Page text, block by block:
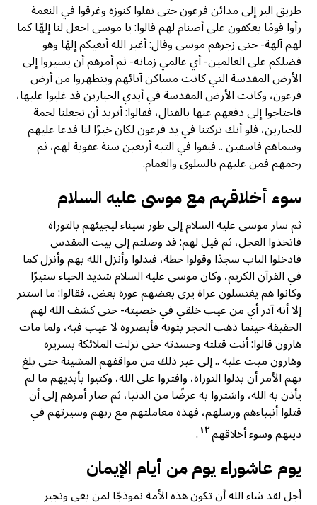
طريق البر إلى مدائن فرعون حتى نقلوا كنوزه وغرقوا في النعمة
رأوا قومًا يعكفون على أصنام لهم قالوا: يا موسى اجعل لنا إلهًا كما
لهم آلهة- حتى زجرهم موسى وقال: أغير الله أبغيكم إلهًا وهو
فضلكم على العالمين- أي عالمي زمانه- ثم أمرهم أن يسيروا إلى
الأرض المقدسة التي كانت مساكن آبائهم ويتطهروا من أرض
فرعون، وكانت الأرض المقدسة في أيدي الجبارين قد غلبوا عليها،
فاحتاجوا إلى دفعهم عنها بالقتال، فقالوا: أتريد أن تجعلنا لحمة
للجبارين، فلو أنك تركتنا في يد فرعون لكان خيرًا لنا فدعا عليهم
وسماهم فاسقين .. فبقوا في التيه أربعين سنة عقوبة لهم، ثم
رحمهم فمن عليهم بالسلوى والغمام.
سوء أخلاقهم مع موسى عليه السلام
ثم سار موسى عليه السلام إلى طور سيناء ليجيئهم بالتوراة
فاتخذوا العجل، ثم قيل لهم: قد وصلتم إلى بيت المقدس
فادخلوا الباب سجدًا وقولوا حطة، فبدلوا وأنزل الله بهم وأنزل كما
في القرآن الكريم، وكان موسى عليه السلام شديد الحياء ستيرًا
وكانوا هم يغتسلون عراة يرى بعضهم عورة بعض، فقالوا: ما استتر
إلا أنه آدر أي من عيب خلقي في خصيته- حتى كشف الله لهم
الحقيقة حينما ذهب الحجر بثوبه فأبصروه لا عيب فيه، ولما مات
هارون قالوا: أنت قتلته وحسدته حتى نزلت الملائكة بسريره
وهارون ميت عليه .. إلى غير ذلك من مواقفهم المشينة حتى بلغ
بهم الأمر أن بدلوا التوراة، وافتروا على الله، وكتبوا بأيديهم ما لم
يأذن به الله، واشتروا به عرضًا من الدنيا، ثم صار أمرهم إلى أن
قتلوا أنبياءهم ورسلهم، فهذه معاملتهم مع ربهم وسيرتهم في
دينهم وسوء أخلاقهم١٢.
يوم عاشوراء يوم من أيام الإيمان
أجل لقد شاء الله أن تكون هذه الأمة نموذجًا لمن بغى وتجبر